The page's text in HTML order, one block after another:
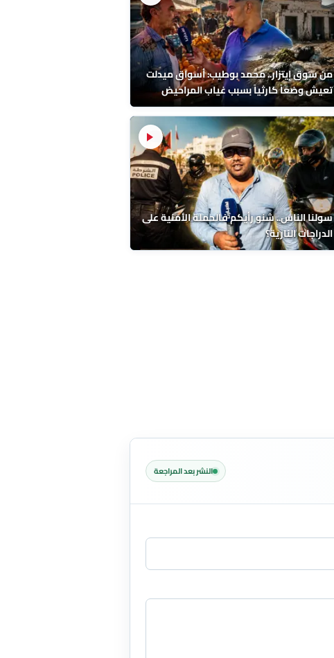
من سوق إيتزار.. محمد بوطيب: أسواق ميدلت
تعيش وضعاً كارثياً بسبب غياب المراحيض
سولنا الناس.. شنو رأيكم فالحملة الأمنية على
الدراجات النارية؟
النشر بعد المراجعة